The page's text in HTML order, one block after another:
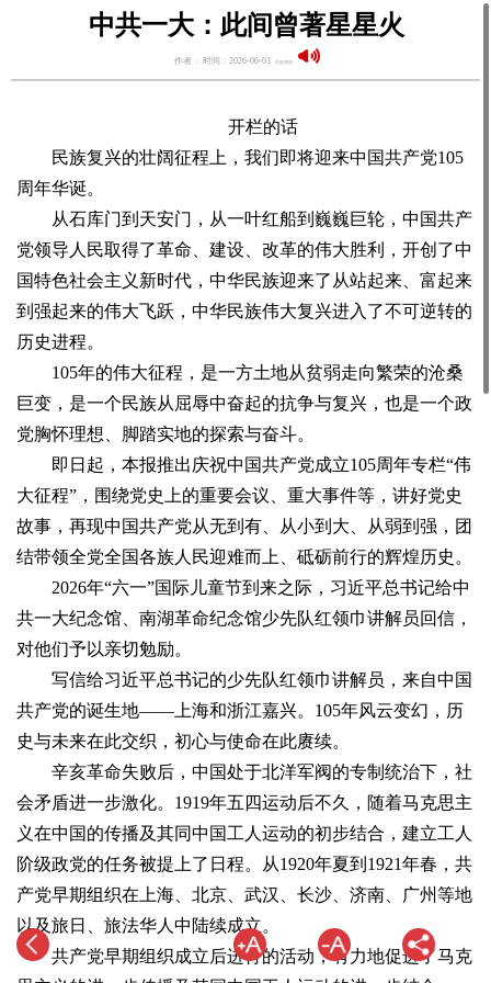
中共一大：此间曾著星星火
作者： 时间：2026-06-03 语音阅读：
开栏的话
民族复兴的壮阔征程上，我们即将迎来中国共产党105
周年华诞。
从石库门到天安门，从一叶红船到巍巍巨轮，中国共产
党领导人民取得了革命、建设、改革的伟大胜利，开创了中
国特色社会主义新时代，中华民族迎来了从站起来、富起来
到强起来的伟大飞跃，中华民族伟大复兴进入了不可逆转的
历史进程。
105年的伟大征程，是一方土地从贫弱走向繁荣的沧桑
巨变，是一个民族从屈辱中奋起的抗争与复兴，也是一个政
党胸怀理想、脚踏实地的探索与奋斗。
即日起，本报推出庆祝中国共产党成立105周年专栏“伟
大征程”，围绕党史上的重要会议、重大事件等，讲好党史
故事，再现中国共产党从无到有、从小到大、从弱到强，团
结带领全党全国各族人民迎难而上、砥砺前行的辉煌历史。
2026年“六一”国际儿童节到来之际，习近平总书记给中
共一大纪念馆、南湖革命纪念馆少先队红领巾讲解员回信，
对他们予以亲切勉励。
写信给习近平总书记的少先队红领巾讲解员，来自中国
共产党的诞生地——上海和浙江嘉兴。105年风云变幻，历
史与未来在此交织，初心与使命在此赓续。
辛亥革命失败后，中国处于北洋军阀的专制统治下，社
会矛盾进一步激化。1919年五四运动后不久，随着马克思主
义在中国的传播及其同中国工人运动的初步结合，建立工人
阶级政党的任务被提上了日程。从1920年夏到1921年春，共
产党早期组织在上海、北京、武汉、长沙、济南、广州等地
以及旅日、旅法华人中陆续成立。
共产党早期组织成立后进行的活动，有力地促进了马克